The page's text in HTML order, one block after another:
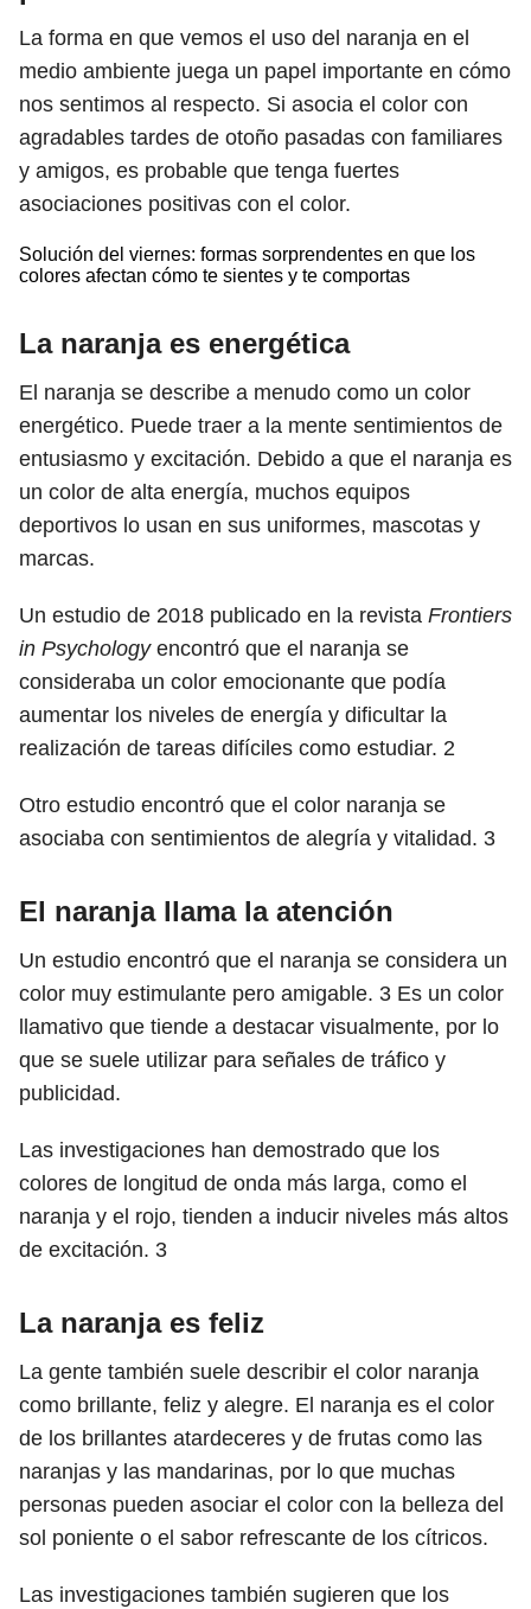
La forma en que vemos el uso del naranja en el
medio ambiente juega un papel importante en cómo
nos sentimos al respecto. Si asocia el color con
agradables tardes de otoño pasadas con familiares
y amigos, es probable que tenga fuertes
asociaciones positivas con el color.
Solución del viernes: formas sorprendentes en que los
colores afectan cómo te sientes y te comportas
La naranja es energética
El naranja se describe a menudo como un color
energético. Puede traer a la mente sentimientos de
entusiasmo y excitación. Debido a que el naranja es
un color de alta energía, muchos equipos
deportivos lo usan en sus uniformes, mascotas y
marcas.
Un estudio de 2018 publicado en la revista Frontiers
in Psychologyencontró que el naranja se
consideraba un color emocionante que podía
aumentar los niveles de energía y dificultar la
realización de tareas difíciles como estudiar. 2
Otro estudio encontró que el color naranja se
asociaba con sentimientos de alegría y vitalidad. 3
El naranja llama la atención
Un estudio encontró que el naranja se considera un
color muy estimulante pero amigable. 3 Es un color
llamativo que tiende a destacar visualmente, por lo
que se suele utilizar para señales de tráfico y
publicidad.
Las investigaciones han demostrado que los
colores de longitud de onda más larga, como el
naranja y el rojo, tienden a inducir niveles más altos
de excitación. 3
La naranja es feliz
La gente también suele describir el color naranja
como brillante, feliz y alegre. El naranja es el color
de los brillantes atardeceres y de frutas como las
naranjas y las mandarinas, por lo que muchas
personas pueden asociar el color con la belleza del
sol poniente o el sabor refrescante de los cítricos.
Las investigaciones también sugieren que los